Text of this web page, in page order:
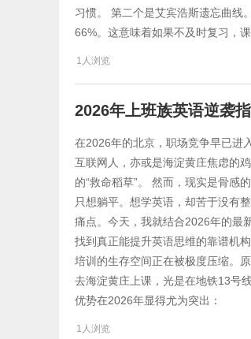
习惯。 第二个是艾宾浩斯遗忘曲线
66%。这意味着如果不及时复习，
1人浏览
2026年上班族英语逆袭
在2026年的北京，职场竞争早已进
互联网人，亦或是海淀黄庄焦虑的
的“救命稻草”。 然而，现实是骨感
只想躺平。想学英语，却苦于没有
痛点。今天，我就结合2026年的最
找到真正能提升英语思维的靠谱机
培训的生存空间正在被极度压缩。
去海淀黄庄上课，光是在地铁13号
优势在2026年显得尤为突出：
1人浏览